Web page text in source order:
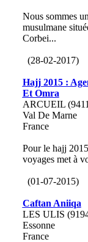
Nous sommes
musulmane
Corbei...
(28-02-2017)
Hajj 2015 :
Et Omra
ARCUEIL
Val De Marne
France
Pour le hajj
voyages met à
(01-07-2015)
Caftan Aniiqa
LES ULIS
Essonne
France